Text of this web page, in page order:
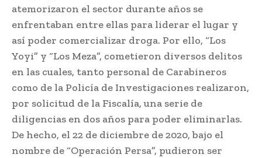
atemorizaron el sector durante años se
enfrentaban entre ellas para liderar el lugar y
así poder comercializar droga. Por ello, “Los
Yoyi” y “Los Meza”, cometieron diversos delitos
en las cuales, tanto personal de Carabineros
como de la Policía de Investigaciones realizaron,
por solicitud de la Fiscalía, una serie de
diligencias en dos años para poder eliminarlas.
De hecho, el 22 de diciembre de 2020, bajo el
nombre de “Operación Persa”, pudieron ser